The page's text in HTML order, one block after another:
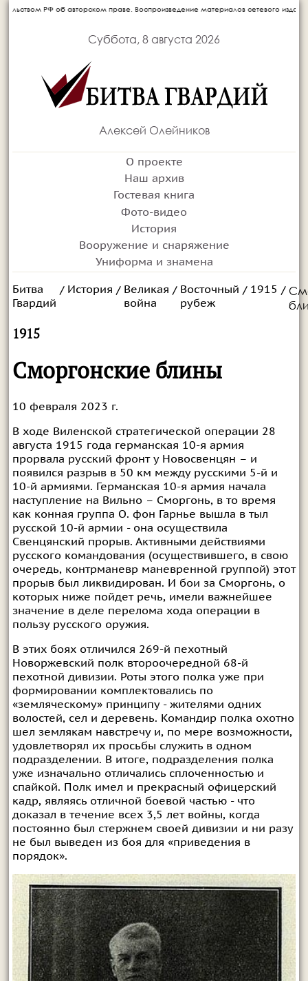
об авторском праве. Воспроизведение материалов сетевого издания
Суббота, 8 августа 2026
Алексей Олейников
О проекте
Наш архив
Гостевая книга
Фото-видео
История
Вооружение и снаряжение
Униформа и знамена
Битва
Гвардий
/ История / Великая
война
/ Восточный
рубеж
/ 1915 /
1915
Сморгонские блины
10 февраля 2023 г.
В ходе Виленской стратегической операции 28
августа 1915 года германская 10-я армия
прорвала русский фронт у Новосвенцян – и
появился разрыв в 50 км между русскими 5-й и
10-й армиями. Германская 10-я армия начала
наступление на Вильно – Сморгонь, в то время
как конная группа О. фон Гарнье вышла в тыл
русской 10-й армии - она осуществила
Свенцянский прорыв. Активными действиями
русского командования (осуществившего, в свою
очередь, контрманевр маневренной группой) этот
прорыв был ликвидирован. И бои за Сморгонь, о
которых ниже пойдет речь, имели важнейшее
значение в деле перелома хода операции в
пользу русского оружия.
В этих боях отличился 269-й пехотный
Новоржевский полк второочередной 68-й
пехотной дивизии. Роты этого полка уже при
формировании комплектовались по
«земляческому» принципу - жителями одних
волостей, сел и деревень. Командир полка охотно
шел землякам навстречу и, по мере возможности,
удовлетворял их просьбы служить в одном
подразделении. В итоге, подразделения полка
уже изначально отличались сплоченностью и
спайкой. Полк имел и прекрасный офицерский
кадр, являясь отличной боевой частью - что
доказал в течение всех 3,5 лет войны, когда
постоянно был стержнем своей дивизии и ни разу
не был выведен из боя для «приведения в
порядок».